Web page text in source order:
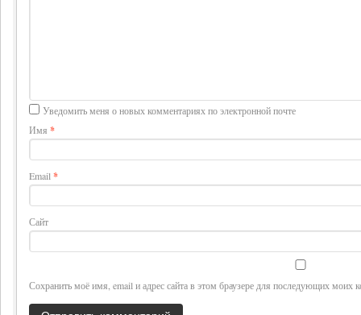
Уведомить меня о новых комментариях по электронной почте
Имя *
Email *
Сайт
Сохранить моё имя, email и адрес сайта в этом браузере для последующих моих